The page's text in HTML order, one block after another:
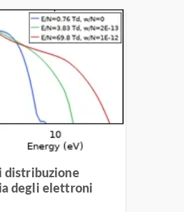
distribuzione
degli elettroni